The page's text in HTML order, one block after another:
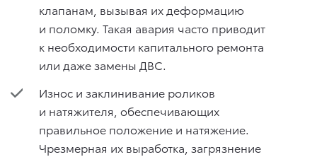
клапанам, вызывая их деформацию
и поломку. Такая авария часто приводит
к необходимости капитального ремонта
или даже замены ДВС.
Износ и заклинивание роликов
и натяжителя, обеспечивающих
правильное положение и натяжение.
Чрезмерная их выработка, загрязнение